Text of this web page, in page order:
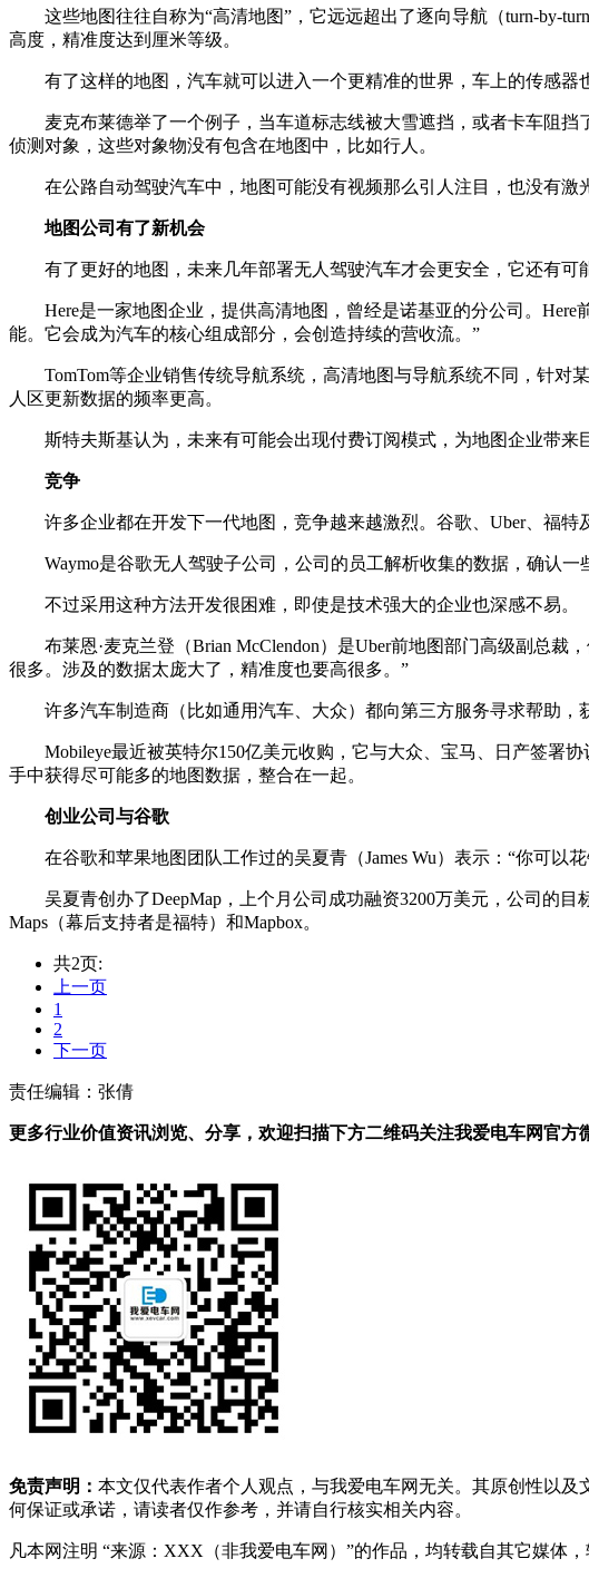
这些地图往往自称为“高清地图”，它远远超出了逐向导航（turn-by-
高度，精准度达到厘米等级。
有了这样的地图，汽车就可以进入一个更精准的世界，车上的传感器
麦克布莱德举了一个例子，当车道标志线被大雪遮挡，或者卡车阻
侦测对象，这些对象物没有包含在地图中，比如行人。
在公路自动驾驶汽车中，地图可能没有视频那么引人注目，也没有
地图公司有了新机会
有了更好的地图，未来几年部署无人驾驶汽车才会更安全，它还有可
Here是一家地图企业，提供高清地图，曾经是诺基亚的分公司。
能。它会成为汽车的核心组成部分，会创造持续的营收流。”
TomTom等企业销售传统导航系统，高清地图与导航系统不同，针
人区更新数据的频率更高。
斯特夫斯基认为，未来有可能会出现付费订阅模式，为地图企业带来
竞争
许多企业都在开发下一代地图，竞争越来越激烈。谷歌、Uber、福
Waymo是谷歌无人驾驶子公司，公司的员工解析收集的数据，确认
不过采用这种方法开发很困难，即使是技术强大的企业也深感不易。
布莱恩·麦克兰登（Brian McClendon）是Uber前地图部门高级副总
很多。涉及的数据太庞大了，精准度也要高很多。”
许多汽车制造商（比如通用汽车、大众）都向第三方服务寻求帮助，
Mobileye最近被英特尔150亿美元收购，它与大众、宝马、日产签署
手中获得尽可能多的地图数据，整合在一起。
创业公司与谷歌
在谷歌和苹果地图团队工作过的吴夏青（James Wu）表示：“你可
吴夏青创办了DeepMap，上个月公司成功融资3200万美元，公司的
Maps（幕后支持者是福特）和Mapbox。
共2页:
上一页
1
2
下一页
责任编辑：张倩
更多行业价值资讯浏览、分享，欢迎扫描下方二维码关注我爱电车网官方
免责声明： 本文仅代表作者个人观点，与我爱电车网无关。其原创性以
何保证或承诺，请读者仅作参考，并请自行核实相关内容。
凡本网注明 “来源：XXX（非我爱电车网）”的作品，均转载自其它媒体